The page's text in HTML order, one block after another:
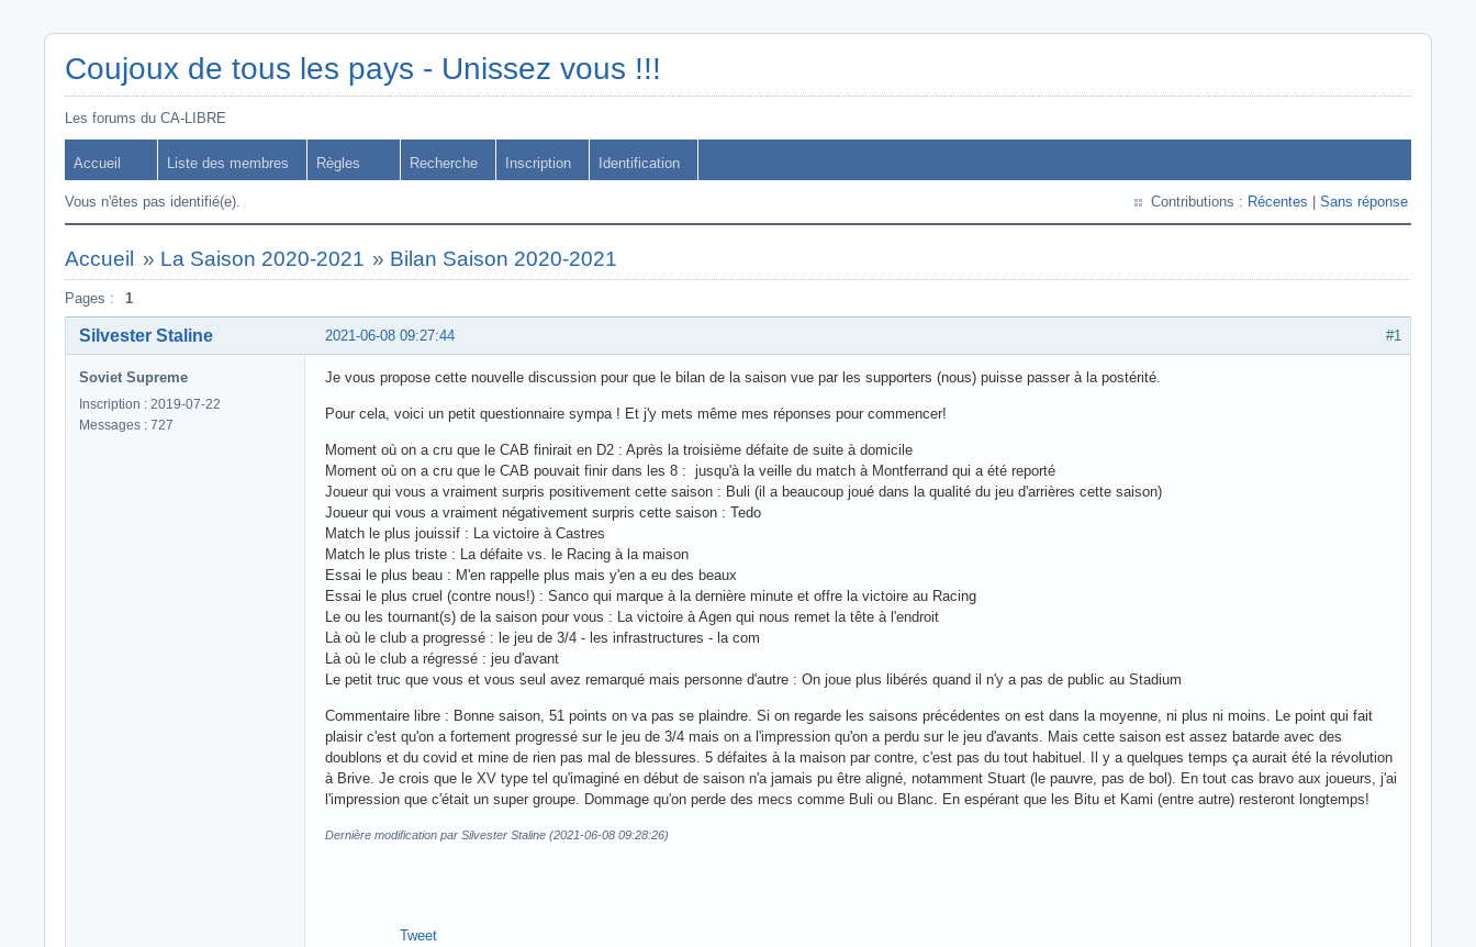
Coujoux de tous les pays - Unissez vous !!!
Les forums du CA-LIBRE
Accueil Liste des membres Règles Recherche Inscription Identification
Vous n'êtes pas identifié(e). Contributions : Récentes Sans réponse
Accueil » La Saison 2020-2021 » Bilan Saison 2020-2021
Pages : 1
#1
2021-06-08 09:27:44
Silvester Staline
Soviet Supreme
Inscription : 2019-07-22
Messages : 727
Je vous propose cette nouvelle discussion pour que le bilan de la saison vue par les supporters (nous) puisse passer à la postérité.
Pour cela, voici un petit questionnaire sympa ! Et j'y mets même mes réponses pour commencer!
Moment où on a cru que le CAB finirait en D2 : Après la troisième défaite de suite à domicile
Moment où on a cru que le CAB pouvait finir dans les 8 : jusqu'à la veille du match à Montferrand qui a été reporté
Joueur qui vous a vraiment surpris positivement cette saison : Buli (il a beaucoup joué dans la qualité du jeu d'arrières cette saison)
Joueur qui vous a vraiment négativement surpris cette saison : Tedo
Match le plus jouissif : La victoire à Castres
Match le plus triste : La défaite vs. le Racing à la maison
Essai le plus beau : M'en rappelle plus mais y'en a eu des beaux
Essai le plus cruel (contre nous!) : Sanco qui marque à la dernière minute et offre la victoire au Racing
Le ou les tournant(s) de la saison pour vous : La victoire à Agen qui nous remet la tête à l'endroit
Là où le club a progressé : le jeu de 3/4 - les infrastructures - la com
Là où le club a régressé : jeu d'avant
Le petit truc que vous et vous seul avez remarqué mais personne d'autre : On joue plus libérés quand il n'y a pas de public au Stadium
Commentaire libre : Bonne saison, 51 points on va pas se plaindre. Si on regarde les saisons précédentes on est dans la moyenne, ni plus ni moins. Le point qui fait
plaisir c'est qu'on a fortement progressé sur le jeu de 3/4 mais on a l'impression qu'on a perdu sur le jeu d'avants. Mais cette saison est assez batarde avec des
doublons et du covid et mine de rien pas mal de blessures. 5 défaites à la maison par contre, c'est pas du tout habituel. Il y a quelques temps ça aurait été la révolution
à Brive. Je crois que le XV type tel qu'imaginé en début de saison n'a jamais pu être aligné, notamment Stuart (le pauvre, pas de bol). En tout cas bravo aux joueurs, j'ai
l'impression que c'était un super groupe. Dommage qu'on perde des mecs comme Buli ou Blanc. En espérant que les Bitu et Kami (entre autre) resteront longtemps!
Dernière modification par Silvester Staline (2021-06-08 09:28:26)
Tweet